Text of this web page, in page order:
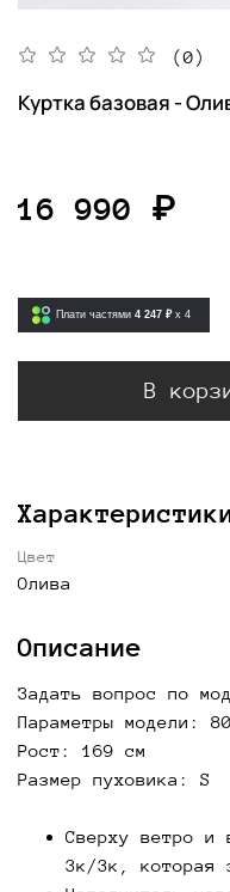
(0)
Куртка базовая -
16 990 ₽
Плати частями 4 247 ₽ x 4
В
Цвет
Олива
Описание
Задать вопрос по
Параметры модели:
Рост: 169 см
Размер пуховика: S
Сверху ветро и
3к/3к, которая